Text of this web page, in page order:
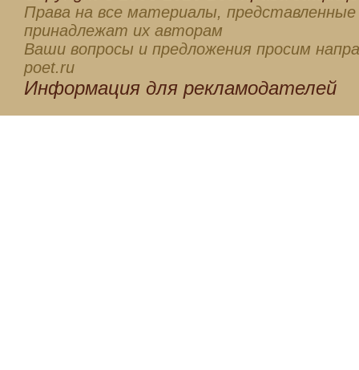
Права на все материалы, представленные
принадлежат их авторам
Ваши вопросы и предложения просим
poet.ru
Информация для рекламодателей